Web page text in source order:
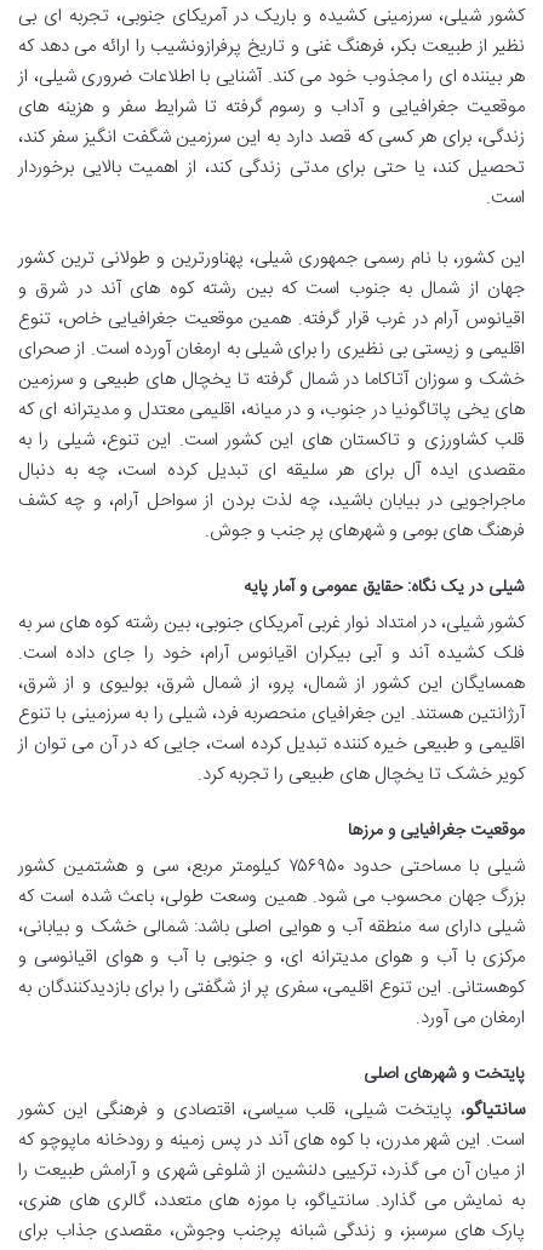
کشور شیلی، سرزمینی کشیده و باریک در آمریکای جنوبی، تجربه ای بی
نظیر از طبیعت بکر، فرهنگ غنی و تاریخ پرفرازونشیب را ارائه می دهد که
هر بیننده ای را مجذوب خود می کند. آشنایی با اطلاعات ضروری شیلی، از
موقعیت جغرافیایی و آداب و رسوم گرفته تا شرایط سفر و هزینه های
زندگی، برای هر کسی که قصد دارد به این سرزمین شگفت انگیز سفر کند،
تحصیل کند، یا حتی برای مدتی زندگی کند، از اهمیت بالایی برخوردار
است.
این کشور، با نام رسمی جمهوری شیلی، پهناورترین و طولانی ترین کشور
جهان از شمال به جنوب است که بین رشته کوه های آند در شرق و
اقیانوس آرام در غرب قرار گرفته. همین موقعیت جغرافیایی خاص، تنوع
اقلیمی و زیستی بی نظیری را برای شیلی به ارمغان آورده است. از صحرای
خشک و سوزان آتاکاما در شمال گرفته تا یخچال های طبیعی و سرزمین
های یخی پاتاگونیا در جنوب، و در میانه، اقلیمی معتدل و مدیترانه ای که
قلب کشاورزی و تاکستان های این کشور است. این تنوع، شیلی را به
مقصدی ایده آل برای هر سلیقه ای تبدیل کرده است، چه به دنبال
ماجراجویی در بیابان باشید، چه لذت بردن از سواحل آرام، و چه کشف
فرهنگ های بومی و شهرهای پر جنب و جوش.
شیلی در یک نگاه: حقایق عمومی و آمار پایه
کشور شیلی، در امتداد نوار غربی آمریکای جنوبی، بین رشته کوه های سر به
فلک کشیده آند و آبی بیکران اقیانوس آرام، خود را جای داده است.
همسایگان این کشور از شمال، پرو، از شمال شرق، بولیوی و از شرق،
آرژانتین هستند. این جغرافیای منحصربه فرد، شیلی را به سرزمینی با تنوع
اقلیمی و طبیعی خیره کننده تبدیل کرده است، جایی که در آن می توان از
کویر خشک تا یخچال های طبیعی را تجربه کرد.
موقعیت جغرافیایی و مرزها
شیلی با مساحتی حدود ۷۵۶۹۵۰ کیلومتر مربع، سی و هشتمین کشور
بزرگ جهان محسوب می شود. همین وسعت طولی، باعث شده است که
شیلی دارای سه منطقه آب و هوایی اصلی باشد: شمالی خشک و بیابانی،
مرکزی با آب و هوای مدیترانه ای، و جنوبی با آب و هوای اقیانوسی و
کوهستانی. این تنوع اقلیمی، سفری پر از شگفتی را برای بازدیدکنندگان به
ارمغان می آورد.
پایتخت و شهرهای اصلی
سانتیاگو، پایتخت شیلی، قلب سیاسی، اقتصادی و فرهنگی این کشور
است. این شهر مدرن، با کوه های آند در پس زمینه و رودخانه ماپوچو که
از میان آن می گذرد، ترکیبی دلنشین از شلوغی شهری و آرامش طبیعت را
به نمایش می گذارد. سانتیاگو، با موزه های متعدد، گالری های هنری،
پارک های سرسبز، و زندگی شبانه پرجنب وجوش، مقصدی جذاب برای